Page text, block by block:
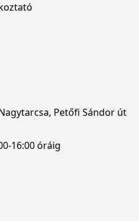
Petőfi Sándor út
16:00 óráig